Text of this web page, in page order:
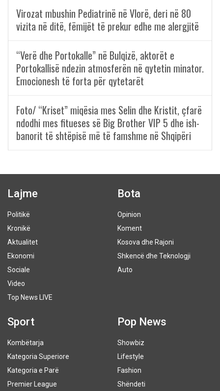
Virozat mbushin Pediatrinë në Vlorë, deri në 80
vizita në ditë, fëmijët të prekur edhe me alergjitë
“Verë dhe Portokalle” në Bulqizë, aktorët e
Portokallisë ndezin atmosferën në qytetin minator.
Emocionesh të forta për qytetarët
Foto/ “Kriset” miqësia mes Selin dhe Kristit, çfarë
ndodhi mes fitueses së Big Brother VIP 5 dhe ish-
banorit të shtëpisë më të famshme në Shqipëri
Lajme
Politikë
Kronikë
Aktualitet
Ekonomi
Sociale
Video
Top News LIVE
Bota
Opinion
Koment
Kosova dhe Rajoni
Shkencë dhe Teknologji
Auto
Sport
Kombëtarja
Kategoria Superiore
Kategoria e Parë
Premier League
Pop News
Showbiz
Lifestyle
Fashion
Shëndeti